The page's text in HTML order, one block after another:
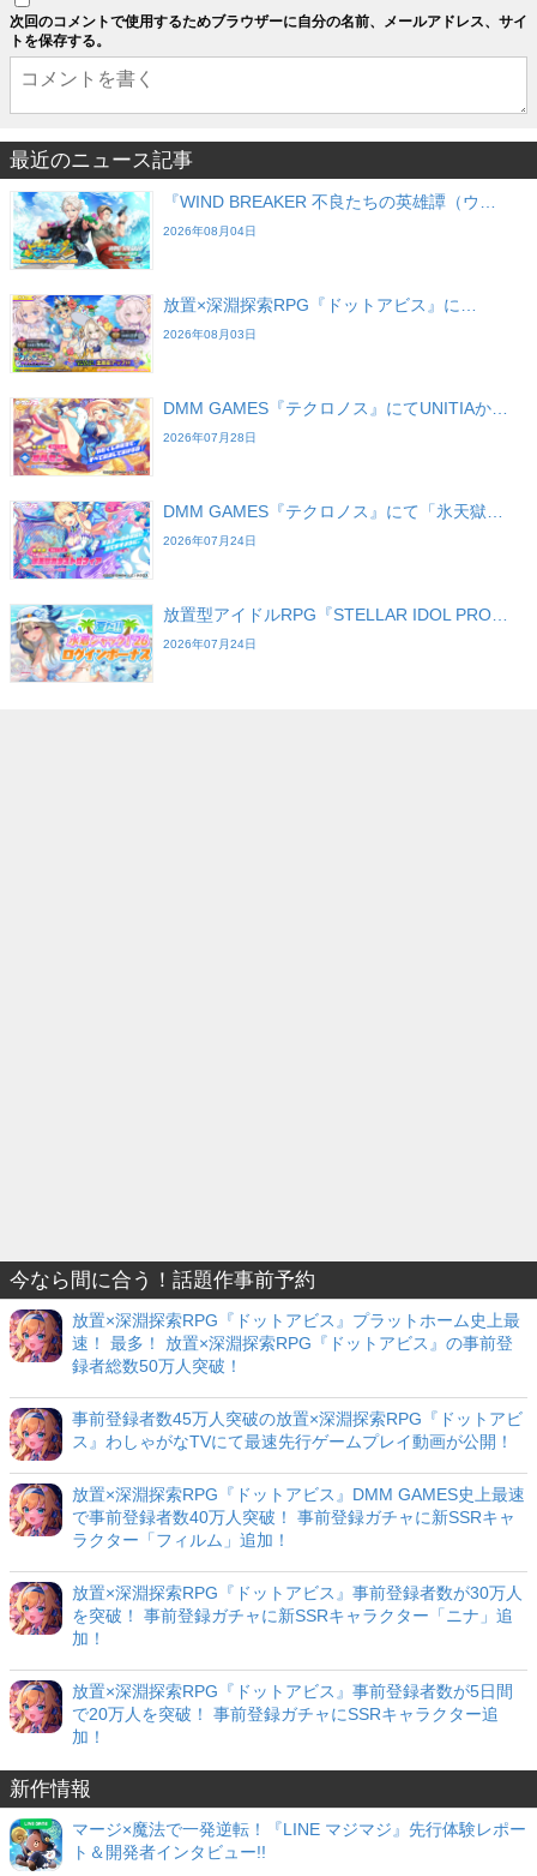
次回のコメントで使用するためブラウザーに自分の名前、メールアドレス、サイ
トを保存する。
最近のニュース記事
『WIND BREAKER 不良たちの英雄譚（ウ…
2026年08月04日
放置×深淵探索RPG『ドットアビス』に…
2026年08月03日
DMM GAMES『テクロノス』にてUNITIAか…
2026年07月28日
DMM GAMES『テクロノス』にて「氷天獄…
2026年07月24日
放置型アイドルRPG『STELLAR IDOL PRO…
2026年07月24日
今なら間に合う！話題作事前予約
放置×深淵探索RPG『ドットアビス』プラットホーム史上最
速！ 最多！ 放置×深淵探索RPG『ドットアビス』の事前登
録者総数50万人突破！
事前登録者数45万人突破の放置×深淵探索RPG『ドットアビ
ス』わしゃがなTVにて最速先行ゲームプレイ動画が公開！
放置×深淵探索RPG『ドットアビス』DMM GAMES史上最速
で事前登録者数40万人突破！ 事前登録ガチャに新SSRキャ
ラクター「フィルム」追加！
放置×深淵探索RPG『ドットアビス』事前登録者数が30万人
を突破！ 事前登録ガチャに新SSRキャラクター「ニナ」追
加！
放置×深淵探索RPG『ドットアビス』事前登録者数が5日間
で20万人を突破！ 事前登録ガチャにSSRキャラクター追
加！
新作情報
マージ×魔法で一発逆転！『LINE マジマジ』先行体験レポー
ト＆開発者インタビュー!!